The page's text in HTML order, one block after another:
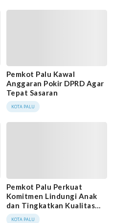
Pemkot Palu Kawal
Anggaran Pokir DPRD Agar
Tepat Sasaran
KOTA PALU
Pemkot Palu Perkuat
Komitmen Lindungi Anak
dan Tingkatkan Kualitas
Keluarga
KOTA PALU